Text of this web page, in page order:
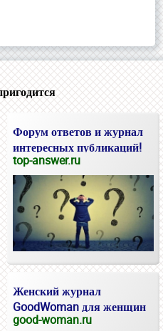
Форум ответов и журнал
интересных публикаций!
top-answer.ru
Женский журнал
GoodWoman для женщин
и девушек.
good-woman.ru